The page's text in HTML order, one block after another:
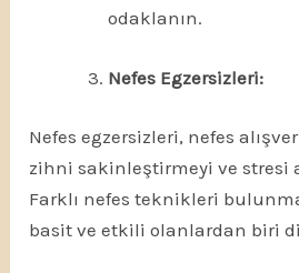
odaklanın.
Nefes Egzersizleri:
Nefes egzersizleri, nefes
zihni sakinleştirmeyi ve stresi
Farklı nefes teknikleri
basit ve etkili olanlardan biri